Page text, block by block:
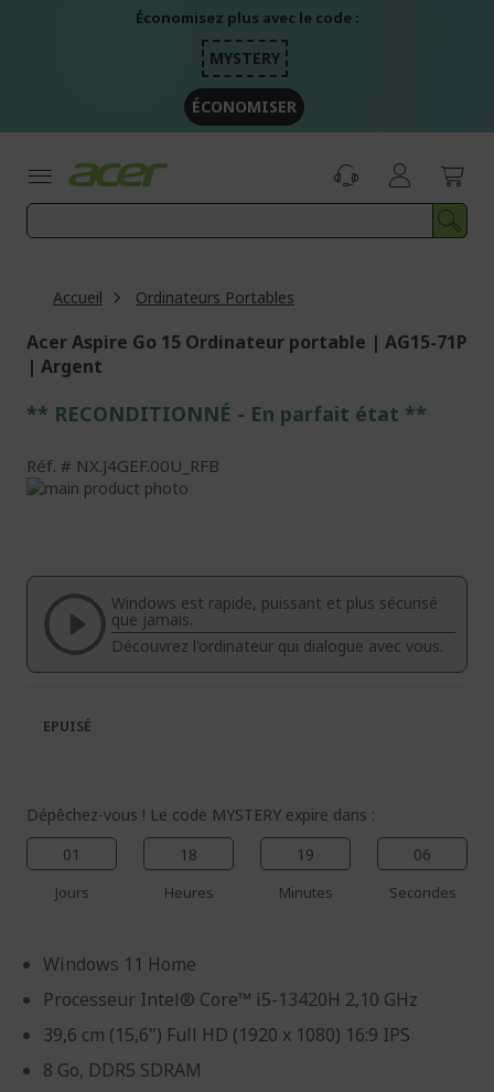
Économisez plus avec le code :
MYSTERY
ÉCONOMISER
Accueil Ordinateurs Portables
Acer Aspire Go 15 Ordinateur portable | AG15-71P
| Argent
** RECONDITIONNÉ - En parfait état **
Réf. NX.J4GEF.00U_RFB
Passer
de
galerie
d’images
de
Galerie
d’images
Windows est rapide, puissant et plus sécurisé
que jamais.
Découvrez l'ordinateur qui dialogue avec vous.
Dépêchez-vous ! Le code MYSTERY expire dans :
01
Jours
18
Heures
19
Minutes
06
Secondes
Windows 11 Home
Processeur Intel® Core™ i5-13420H 2,10 GHz
39,6 cm (15,6") Full HD (1920 x 1080) 16:9 IPS
8 Go, DDR5 SDRAM
EPUISÉ